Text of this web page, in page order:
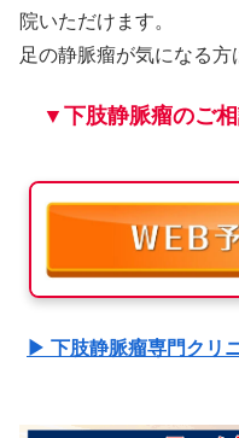
院いただけます。
足の静脈瘤が気になる方
▼下肢静脈瘤のご
▶ 下肢静脈瘤専門クリ